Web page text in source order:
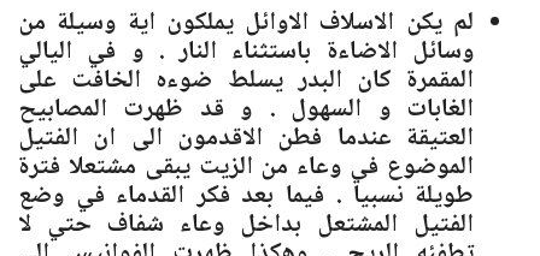
لم يكن الاسلاف الاوائل يملكون اية وسيلة من
وسائل الاضاءة باستثناء النار . و في اليالي
المقمرة كان البدر يسلط ضوءه الخافت على
الغابات و السهول . و قد ظهرت المصابيح
العتيقة عندما فطن الاقدمون الى ان الفتيل
الموضوع في وعاء من الزيت يبقى مشتعلا فترة
طويلة نسبيا . فيما بعد فكر القدماء في وضع
الفتيل المشتعل بداخل وعاء شفاف حتي لا